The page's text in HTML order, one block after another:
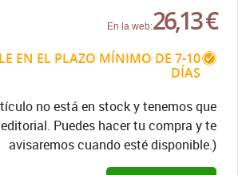
En la web:26,13 €
EN EL PLAZO MÍNIMO DE 7-10
DÍAS
no está en stock y tenemos que
Puedes hacer tu compra y te
avisaremos cuando esté disponible.)